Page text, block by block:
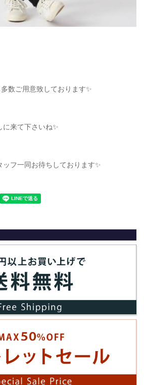
数ご用意致しております✨
来て下さいね✨
フ一同お待ちしております✨